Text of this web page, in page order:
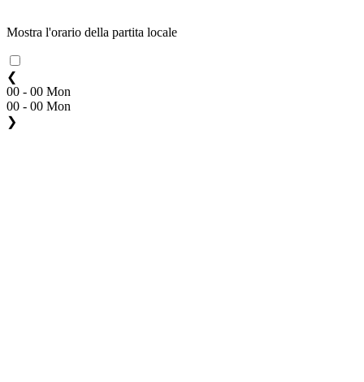
Mostra l'orario della partita locale
❮
00 - 00 Mon
00 - 00 Mon
❯